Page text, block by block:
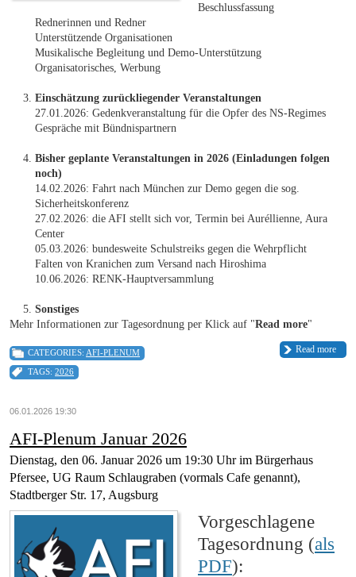
Beschlussfassung
Rednerinnen und Redner
Unterstützende Organisationen
Musikalische Begleitung und Demo-Unterstützung
Organisatorisches, Werbung
Einschätzung zurückliegender Veranstaltungen
27.01.2026: Gedenkveranstaltung für die Opfer des NS-Regimes
Gespräche mit Bündnispartnern
Bisher geplante Veranstaltungen in 2026 (Einladungen folgen
noch)
14.02.2026: Fahrt nach München zur Demo gegen die sog.
Sicherheitskonferenz
27.02.2026: die AFI stellt sich vor, Termin bei Auréllienne, Aura
Center
05.03.2026: bundesweite Schulstreiks gegen die Wehrpflicht
Falten von Kranichen zum Versand nach Hiroshima
10.06.2026: RENK-Hauptversammlung
Sonstiges
Mehr Informationen zur Tagesordnung per Klick auf "Read more"
Read more
CATEGORIES: AFI-PLENUM
TAGS: 2026
06.01.2026 19:30
AFI-Plenum Januar 2026
Dienstag, den 06. Januar 2026 um 19:30 Uhr im Bürgerhaus
Pfersee, UG Raum Schlaugraben (vormals Cafe genannt),
Stadtberger Str. 17, Augsburg
Vorgeschlagene
Tagesordnung (als
PDF):